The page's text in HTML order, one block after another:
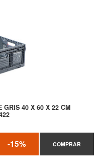
40 X 60 X 22 CM
-15% COMPRAR